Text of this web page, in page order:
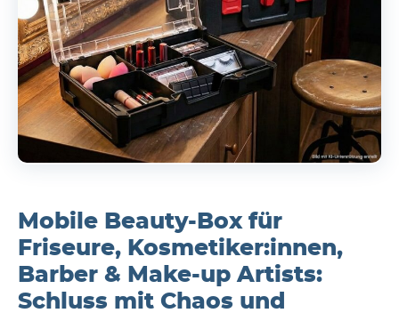
Mobile Beauty-Box für
Friseure, Kosmetiker:innen,
Barber & Make-up Artists:
Schluss mit Chaos und